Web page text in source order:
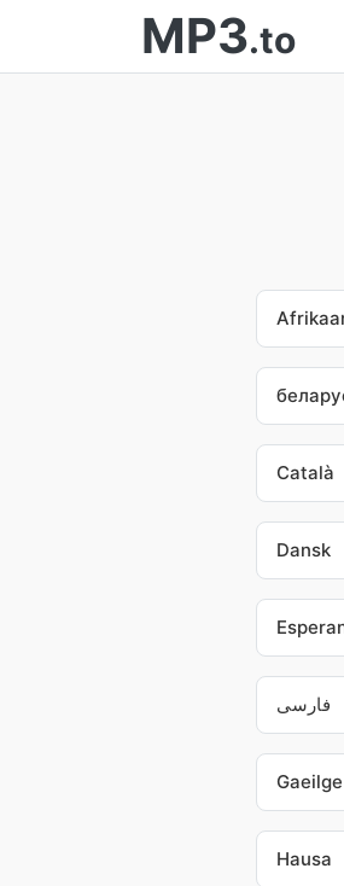
MP3.to
Català
Dansk
فارسی
Gaeilge
Hausa